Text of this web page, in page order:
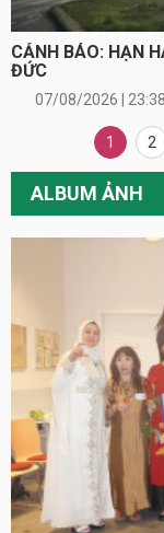
CẢNH BÁO: HẠN
ĐỨC
07/08/2026 | 23:38
1 2
ALBUM ẢNH